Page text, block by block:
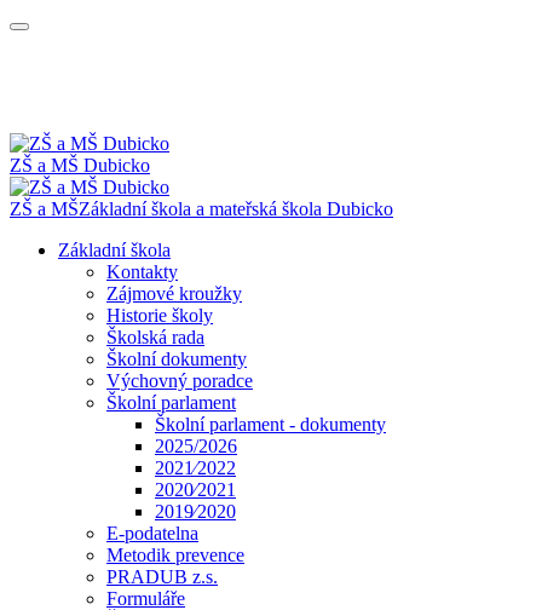
ZŠ a MŠ Dubicko
ZŠ a MŠZákladní škola a mateřská škola Dubicko
Základní škola
Kontakty
Zájmové kroužky
Historie školy
Školská rada
Školní dokumenty
Výchovný poradce
Školní parlament
Školní parlament - dokumenty
2025/2026
2021⁄2022
2020⁄2021
2019⁄2020
E-podatelna
Metodik prevence
PRADUB z.s.
Formuláře